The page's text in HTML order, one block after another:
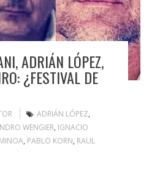
ADRIÁN LÓPEZ,
¿FESTIVAL DE
ADRIÁN LÓPEZ,
WENGIER, IGNACIO
, PABLO KORN, RAUL